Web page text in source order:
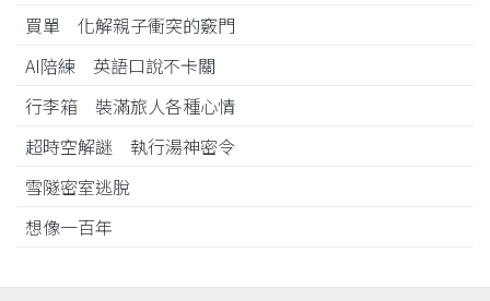
買單 化解親子衝突的竅門
AI陪練 英語口說不卡關
行李箱 裝滿旅人各種心情
超時空解謎 執行湯神密令
雪隧密室逃脫
想像一百年